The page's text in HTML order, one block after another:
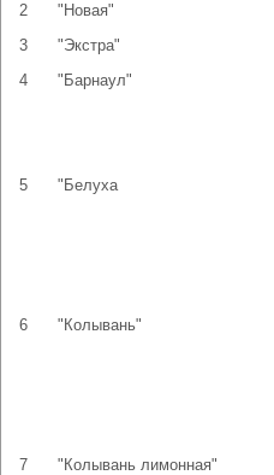
2
"Новая"
3
"Экстра"
4
"Барнаул"
5
"Белуха
6
"Колывань"
7
"Колывань лимонная"